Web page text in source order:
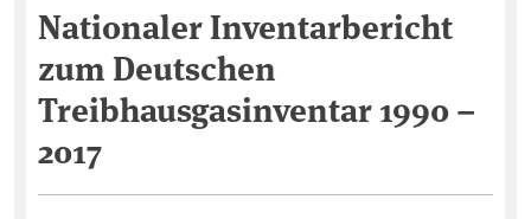
Nationaler Inventarbericht
zum Deutschen
Treibhausgasinventar 1990 –
2017